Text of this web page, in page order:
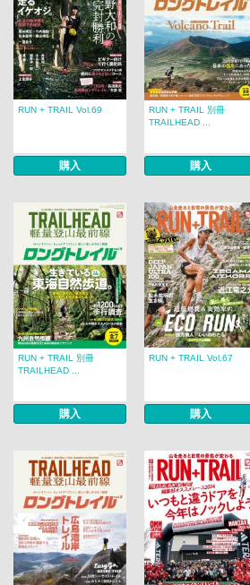
RUN + TRAIL Vol.69
購入
RUN + TRAIL 別冊
TRAILHEAD ...
購入
RUN + TRAIL 別冊
TRAILHEAD ...
購入
RUN + TRAIL Vol.67
購入